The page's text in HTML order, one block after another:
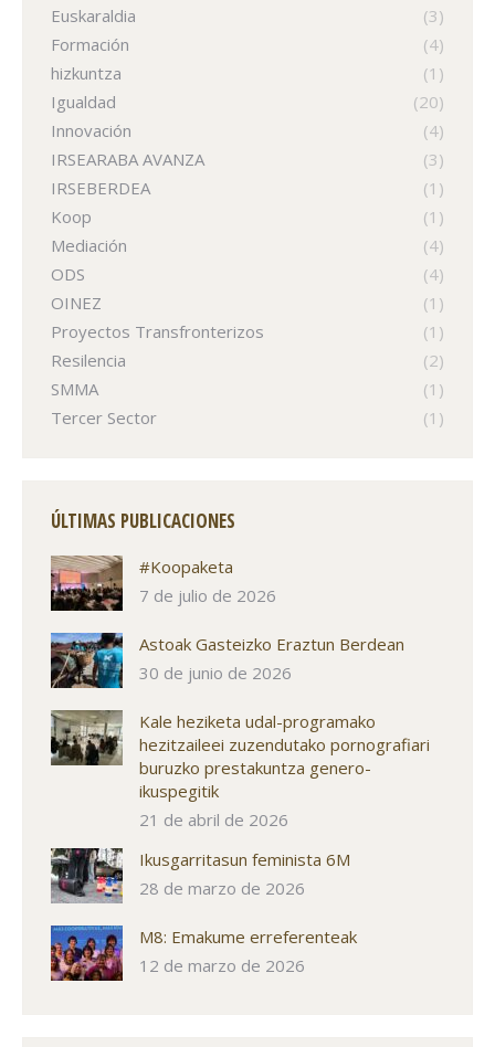
Euskaraldia
(3)
Formación
(4)
hizkuntza
(1)
Igualdad
(20)
Innovación
(4)
IRSEARABA AVANZA
(3)
IRSEBERDEA
(1)
Koop
(1)
Mediación
(4)
ODS
(4)
OINEZ
(1)
Proyectos Transfronterizos
(1)
Resilencia
(2)
SMMA
(1)
Tercer Sector
(1)
ÚLTIMAS PUBLICACIONES
#Koopaketa
7 de julio de 2026
Astoak Gasteizko Eraztun Berdean
30 de junio de 2026
Kale heziketa udal-programako
hezitzaileei zuzendutako pornografiari
buruzko prestakuntza genero-
ikuspegitik
21 de abril de 2026
Ikusgarritasun feminista 6M
28 de marzo de 2026
M8: Emakume erreferenteak
12 de marzo de 2026